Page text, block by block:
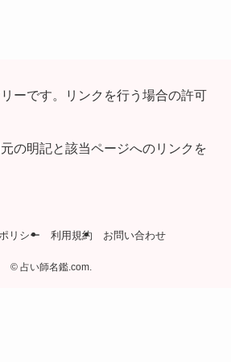
ーです。リンクを行う場合の許可
の明記と該当ページへのリンクを
リシー 利用規約 お問い合わせ
©占い師名鑑.com.